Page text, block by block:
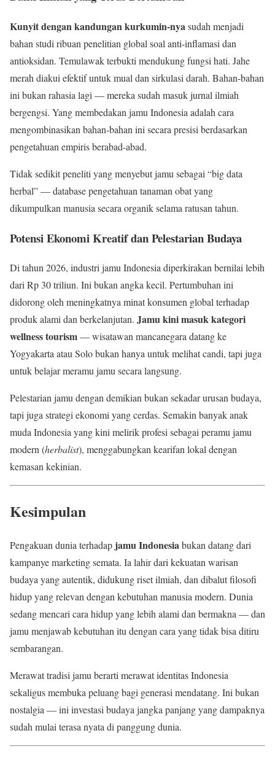
Kunyit dengan kandungan kurkumin-nyasudah menjadi
bahan studi ribuan penelitian global soal anti-inflamasi dan
antioksidan. Temulawak terbukti mendukung fungsi hati. Jahe
merah diakui efektif untuk mual dan sirkulasi darah. Bahan-bahan
ini bukan rahasia lagi — mereka sudah masuk jurnal ilmiah
bergengsi. Yang membedakan jamu Indonesia adalah cara
mengombinasikan bahan-bahan ini secara presisi berdasarkan
pengetahuan empiris berabad-abad.
Tidak sedikit peneliti yang menyebut jamu sebagai “big data
herbal” — database pengetahuan tanaman obat yang
dikumpulkan manusia secara organik selama ratusan tahun.
Potensi Ekonomi Kreatif dan Pelestarian Budaya
Di tahun 2026, industri jamu Indonesia diperkirakan bernilai lebih
dari Rp 30 triliun. Ini bukan angka kecil. Pertumbuhan ini
didorong oleh meningkatnya minat konsumen global terhadap
produk alami dan berkelanjutan. Jamu kini masuk kategori
wellness tourism— wisatawan mancanegara datang ke
Yogyakarta atau Solo bukan hanya untuk melihat candi, tapi juga
untuk belajar meramu jamu secara langsung.
Pelestarian jamu dengan demikian bukan sekadar urusan budaya,
tapi juga strategi ekonomi yang cerdas. Semakin banyak anak
muda Indonesia yang kini melirik profesi sebagai peramu jamu
modern (herbalist), menggabungkan kearifan lokal dengan
kemasan kekinian.
Kesimpulan
Pengakuan dunia terhadap jamu Indonesiabukan datang dari
kampanye marketing semata. Ia lahir dari kekuatan warisan
budaya yang autentik, didukung riset ilmiah, dan dibalut filosofi
hidup yang relevan dengan kebutuhan manusia modern. Dunia
sedang mencari cara hidup yang lebih alami dan bermakna — dan
jamu menjawab kebutuhan itu dengan cara yang tidak bisa ditiru
sembarangan.
Merawat tradisi jamu berarti merawat identitas Indonesia
sekaligus membuka peluang bagi generasi mendatang. Ini bukan
nostalgia — ini investasi budaya jangka panjang yang dampaknya
sudah mulai terasa nyata di panggung dunia.